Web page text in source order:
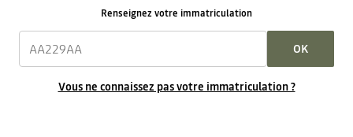
Renseignez votre immatriculation
OK
Vous ne connaissez pas votre immatriculation ?